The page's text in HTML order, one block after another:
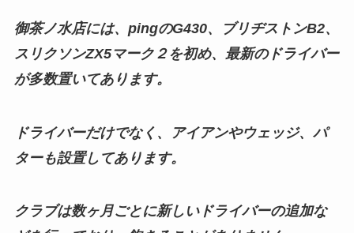
御茶ノ水店には、pingのG430、ブリヂストンB2、
スリクソンZX5マーク２を初め、最新のドライバー
が多数置いてあります。
ドライバーだけでなく、アイアンやウェッジ、パ
ターも設置してあります。
クラブは数ヶ月ごとに新しいドライバーの追加な